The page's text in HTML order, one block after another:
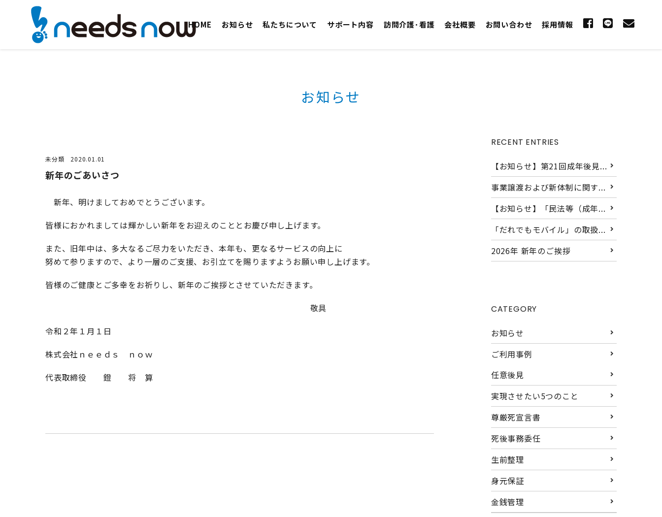
HOME お知らせ 私たちについて サポート内容 訪問介護･看護 会社概要 お問い合わせ 採用情報
お知らせ
未分類 2020.01.01
新年のごあいさつ
新年、明けましておめでとうございます。
皆様におかれましては輝かしい新年をお迎えのこととお慶び申し上げます。
また、旧年中は、多大なるご尽力をいただき、本年も、更なるサービスの向上に
努めて参りますので、より一層のご支援、お引立てを賜りますようお願い申し上げます。
皆様のご健康とご多幸をお祈りし、新年のご挨拶とさせていただきます。
敬具
令和２年１月１日
株式会社ｎｅｅｄｓ ｎｏｗ
代表取締役 鐙 将 算
RECENT ENTRIES
【お知らせ】第21回成年後見...
事業譲渡および新体制に関す...
【お知らせ】「民法等（成年...
「だれでもモバイル」の取扱...
2026年 新年のご挨拶
CATEGORY
お知らせ
ご利用事例
任意後見
実現させたい5つのこと
尊厳死宣言書
死後事務委任
生前整理
身元保証
金銭管理